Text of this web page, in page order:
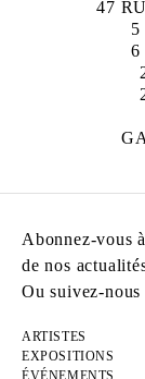
47
6
Abonnez-vous
de nos
Ou suivez-nous
ARTISTES
EXPOSITIONS
ÉVÉNEMENTS